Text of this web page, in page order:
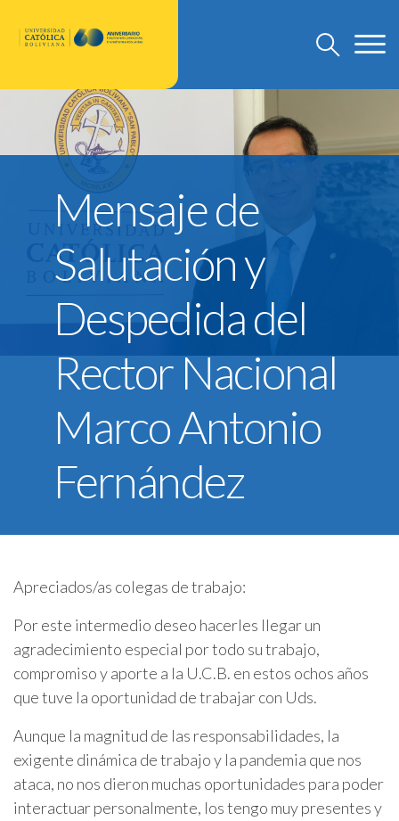
U.C.B.
Grado
Post Grado
Investigación
Departamento de Pastoral
U.C.B. Internacional
Nuevo Modelo Institucional
Reglamentos
U.C.B. Workspace
SIIAN
Biblioteca U.C.B.
Himno U.C.B.
ONRES U.C.B.
Mensaje de
Salutación y
Despedida del
Rector Nacional
Marco Antonio
Fernández
Apreciados/as colegas de trabajo:
Por este intermedio deseo hacerles llegar un
agradecimiento especial por todo su trabajo,
compromiso y aporte a la U.C.B. en estos ochos años
que tuve la oportunidad de trabajar con Uds.
Aunque la magnitud de las responsabilidades, la
exigente dinámica de trabajo y la pandemia que nos
ataca, no nos dieron muchas oportunidades para poder
interactuar personalmente, los tengo muy presentes y